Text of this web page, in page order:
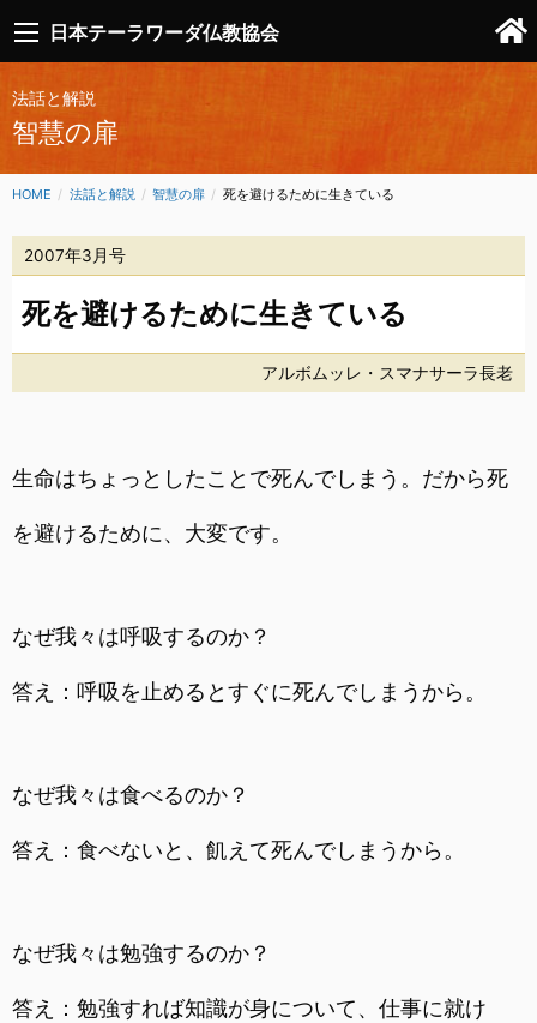
日本テーラワーダ仏教協会
法話と解説
智慧の扉
HOME 法話と解説 智慧の扉 CURRENT:
死を避けるために生きている
2007年3月号
死を避けるために生きている
アルボムッレ・スマナサーラ長老
生命はちょっとしたことで死んでしまう。だから死
を避けるために、大変です。
なぜ我々は呼吸するのか？
答え：呼吸を止めるとすぐに死んでしまうから。
なぜ我々は食べるのか？
答え：食べないと、飢えて死んでしまうから。
なぜ我々は勉強するのか？
答え：勉強すれば知識が身について、仕事に就け